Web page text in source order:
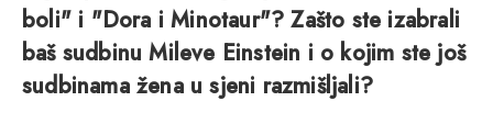
boli" i "Dora i Minotaur"? Zašto ste izabrali
baš sudbinu Mileve Einstein i o kojim ste još
sudbinama žena u sjeni razmišljali?